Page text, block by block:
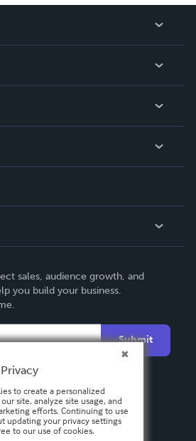
sales, audience growth, and
you build your business.
Submit
to create a personalized
site, analyze site usage, and
efforts. Continuing to use
updating your privacy settings
to our use of cookies.